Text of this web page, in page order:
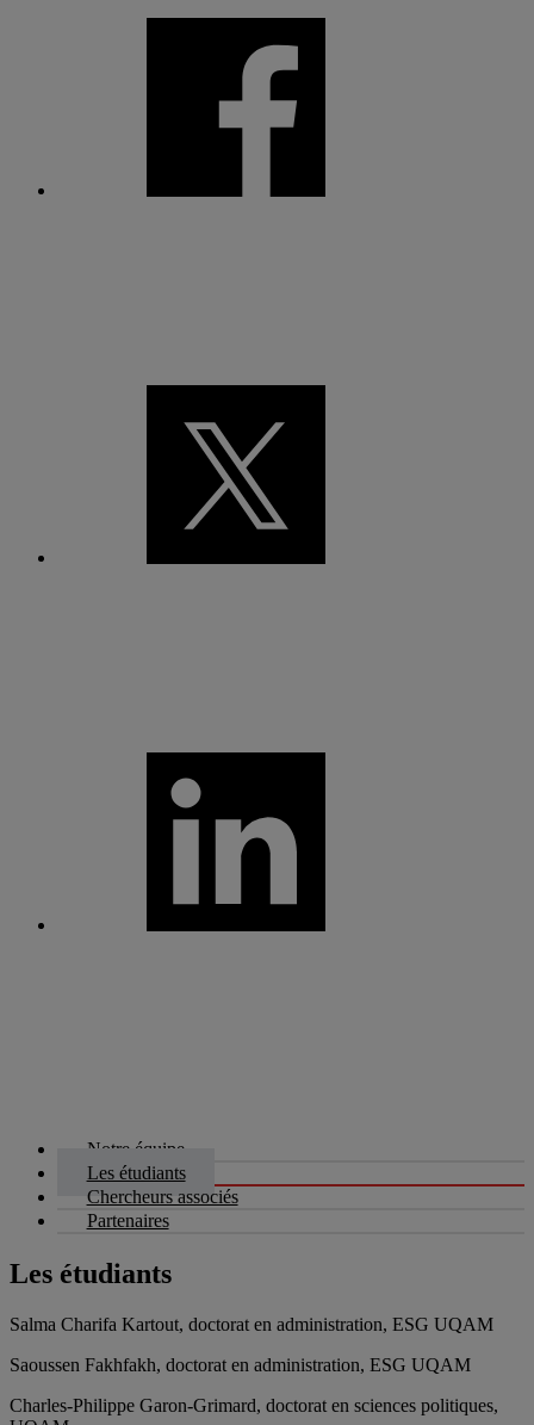
Notre équipe
Les étudiants
Chercheurs associés
Partenaires
Les étudiants
Salma Charifa Kartout, doctorat en administration, ESG UQAM
Saoussen Fakhfakh, doctorat en administration, ESG UQAM
Charles-Philippe Garon-Grimard, doctorat en sciences politiques,